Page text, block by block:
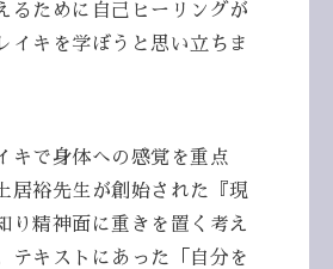
るために自己ヒーリングが
イキを学ぼうと思い立ちま
キで身体への感覚を重点
居裕先生が創始された『現
り精神面に重きを置く考え
テキストにあった
「自分を